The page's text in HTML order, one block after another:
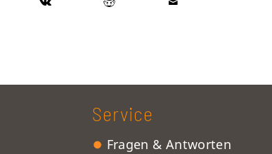
Service
Fragen & Antworten